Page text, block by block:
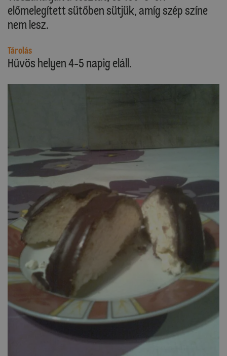
előmelegített sütőben sütjük, amíg szép színe
nem lesz.
Tárolás
Hűvös helyen 4-5 napig eláll.